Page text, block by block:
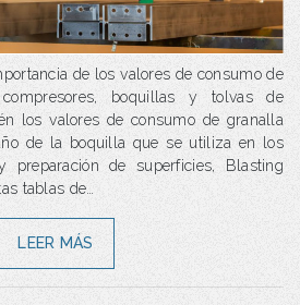
de los valores de consumo de
boquillas y tolvas de
los valores de consumo de granalla
de la boquilla que se utiliza en los
preparación de superficies, Blasting
tablas de…
LEER MÁS